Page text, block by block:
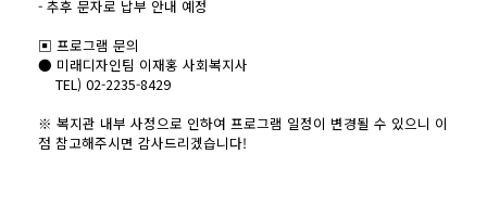
- 추후 문자로 납부 안내 예정
▣ 프로그램 문의
● 미래디자인팀 이재홍 사회복지사
TEL) 02-2235-8429
※ 복지관 내부 사정으로 인하여 프로그램 일정이 변경될 수 있으니 이
점 참고해주시면 감사드리겠습니다!